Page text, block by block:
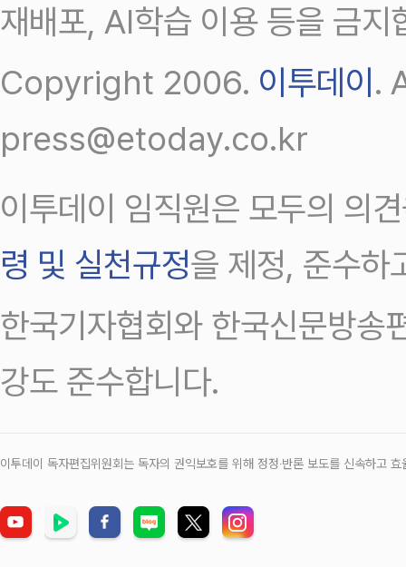
재배포, AI학습 이용 등을 금지
Copyright 2006. 이투데이 .
press@etoday.co.kr
이투데이 임직원은 모두의 의
령 및 실천규정을 제정, 준수하
한국기자협회와 한국신문방송
강도 준수합니다.
이투데이 독자편집위원회는 독자의 권익보호를 위해 정정‧반론 보도를 신속하고